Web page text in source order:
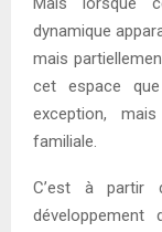
dynamique
mais
cet espace
exception,
familiale.
C’est à partir